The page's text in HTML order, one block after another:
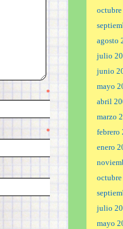
*
*
agosto
julio
junio
mayo
abril
marzo
febrero
enero
julio
mayo